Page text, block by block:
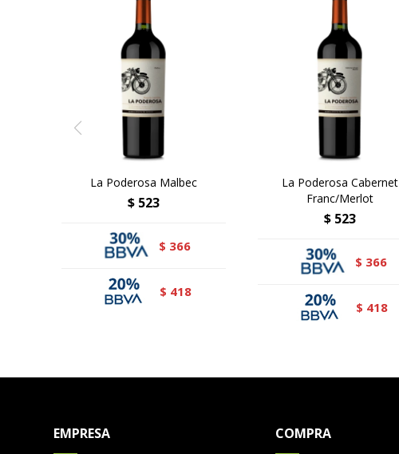
La Poderosa Malbec
$ 523
$ 366
$ 418
La Poderosa Cabernet
Franc/Merlot
$ 523
$ 366
$ 418
EMPRESA COMPRA